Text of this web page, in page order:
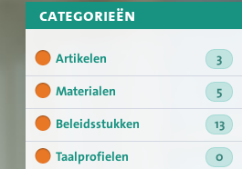
categorieën
Artikelen
3
Materialen
5
Beleidsstukken
13
Taalprofielen
0